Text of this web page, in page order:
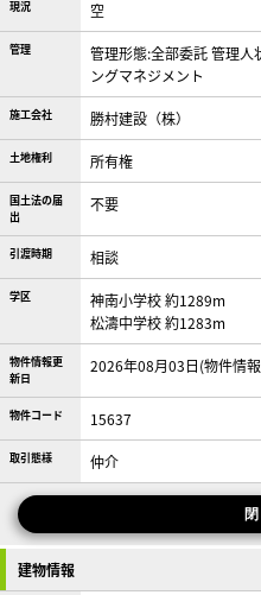
現況 空
管理
管理形態:全部委託 管理人
ングマネジメント
施工会社 勝村建設（株）
土地権利 所有権
国土法の届
出
不要
引渡時期 相談
学区
神南小学校 約1289m
松濤中学校 約1283m
物件情報更
新日
2026年08月03日(物件情
物件コード 15637
取引態様 仲介
建物情報